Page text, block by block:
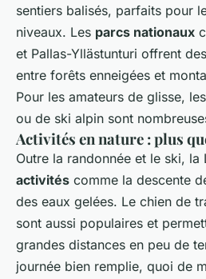
sentiers balisés, parfaits pour
niveaux. Les parcs nationaux
et Pallas-Yllästunturi offrent
entre forêts enneigées et
Pour les amateurs de glisse,
ou de ski alpin sont
Activités en nature : plus
Outre la randonnée et le ski,
activités comme la descente
des eaux gelées. Le chien de
sont aussi populaires et
grandes distances en peu de
journée bien remplie, quoi de